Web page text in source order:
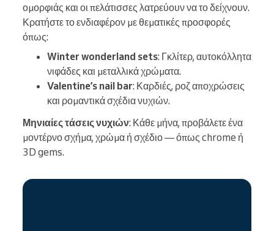
ομορφιάς και οι πελάτισσες λατρεύουν να το δείχνουν.
Κρατήστε το ενδιαφέρον με θεματικές προσφορές
όπως:
Winter wonderland sets: Γκλίτερ, αυτοκόλλητα
νιφάδες και μεταλλικά χρώματα.
Valentine’s nail bar: Καρδιές, ροζ αποχρώσεις
και ρομαντικά σχέδια νυχιών.
Μηνιαίες τάσεις νυχιών: Κάθε μήνα, προβάλετε ένα
μοντέρνο σχήμα, χρώμα ή σχέδιο — όπως chrome ή
3D gems.